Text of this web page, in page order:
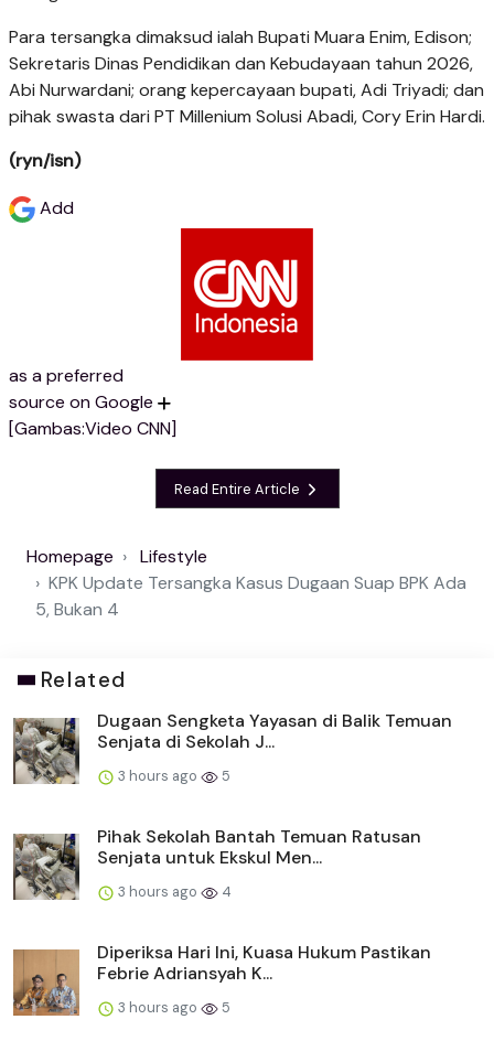
Para tersangka dimaksud ialah Bupati Muara Enim, Edison;
Sekretaris Dinas Pendidikan dan Kebudayaan tahun 2026,
Abi Nurwardani; orang kepercayaan bupati, Adi Triyadi; dan
pihak swasta dari PT Millenium Solusi Abadi, Cory Erin Hardi.
(ryn/isn)
Add
as a preferred
source on Google
[Gambas:Video CNN]
Read Entire Article
Homepage
Lifestyle
KPK Update Tersangka Kasus Dugaan Suap BPK Ada
5, Bukan 4
Related
Dugaan Sengketa Yayasan di Balik Temuan
Senjata di Sekolah J...
3 hours ago 5
Pihak Sekolah Bantah Temuan Ratusan
Senjata untuk Ekskul Men...
3 hours ago 4
Diperiksa Hari Ini, Kuasa Hukum Pastikan
Febrie Adriansyah K...
3 hours ago 5